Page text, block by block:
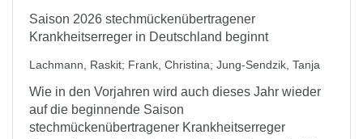
Saison 2026 stechmückenübertragener
Krankheitserreger in Deutschland beginnt
Lachmann, Raskit; Frank, Christina; Jung-Sendzik, Tanja
Wie in den Vorjahren wird auch dieses Jahr wieder
auf die beginnende Saison
stechmückenübertragener Krankheitserreger